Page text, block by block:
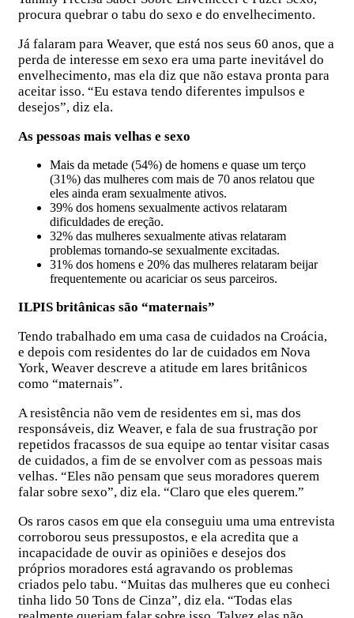
procura quebrar o tabu do sexo e do envelhecimento.
Já falaram para Weaver, que está nos seus 60 anos, que a
perda de interesse em sexo era uma parte inevitável do
envelhecimento, mas ela diz que não estava pronta para
aceitar isso. “Eu estava tendo diferentes impulsos e
desejos”, diz ela.
As pessoas mais velhas e sexo
Mais da metade (54%) de homens e quase um terço
(31%) das mulheres com mais de 70 anos relatou que
eles ainda eram sexualmente ativos.
39% dos homens sexualmente activos relataram
dificuldades de ereção.
32% das mulheres sexualmente ativas relataram
problemas tornando-se sexualmente excitadas.
31% dos homens e 20% das mulheres relataram beijar
frequentemente ou acariciar os seus parceiros.
ILPIS britânicas são “maternais”
Tendo trabalhado em uma casa de cuidados na Croácia,
e depois com residentes do lar de cuidados em Nova
York, Weaver descreve a atitude em lares britânicos
como “maternais”.
A resistência não vem de residentes em si, mas dos
responsáveis, diz Weaver, e fala de sua frustração por
repetidos fracassos de sua equipe ao tentar visitar casas
de cuidados, a fim de se envolver com as pessoas mais
velhas. “Eles não pensam que seus moradores querem
falar sobre sexo”, diz ela. “Claro que eles querem.”
Os raros casos em que ela conseguiu uma uma entrevista
corroborou seus pressupostos, e ela acredita que a
incapacidade de ouvir as opiniões e desejos dos
próprios moradores está agravando os problemas
criados pelo tabu. “Muitas das mulheres que eu conheci
tinha lido 50 Tons de Cinza”, diz ela. “Todas elas